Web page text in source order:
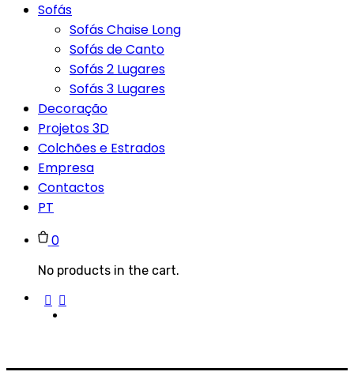
Sofás
Sofás Chaise Long
Sofás de Canto
Sofás 2 Lugares
Sofás 3 Lugares
Decoração
Projetos 3D
Colchões e Estrados
Empresa
Contactos
PT
0
No products in the cart.